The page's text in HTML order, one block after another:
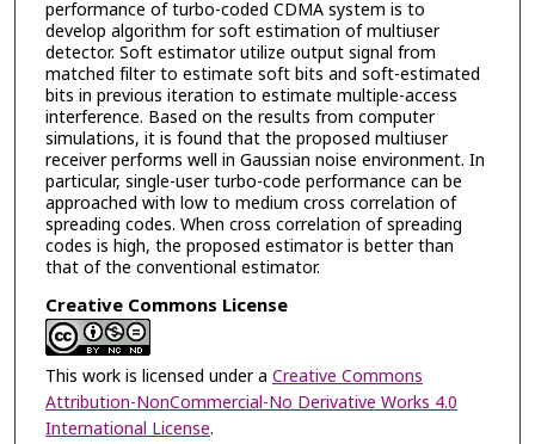
performance of turbo-coded CDMA system is to
develop algorithm for soft estimation of multiuser
detector. Soft estimator utilize output signal from
matched filter to estimate soft bits and soft-estimated
bits in previous iteration to estimate multiple-access
interference. Based on the results from computer
simulations, it is found that the proposed multiuser
receiver performs well in Gaussian noise environment. In
particular, single-user turbo-code performance can be
approached with low to medium cross correlation of
spreading codes. When cross correlation of spreading
codes is high, the proposed estimator is better than
that of the conventional estimator.
Creative Commons License
This work is licensed under a Creative Commons
Attribution-NonCommercial-No Derivative Works 4.0
International License.